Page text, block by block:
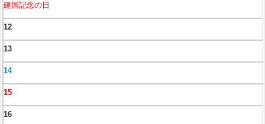
建国記念の日
12
13
14
15
16